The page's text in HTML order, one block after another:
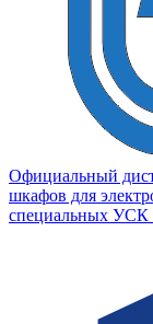
Официальный
шкафов для
специальных